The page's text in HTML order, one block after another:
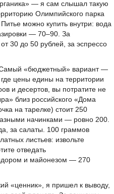
— я сам слышал такую
Олимпийского парка
можно купить внутри: вода
— 70–90. За
30 до 50 рублей, за эспрессо
«бюджетный» вариант —
цены едины на территории
и десертов, вы потратите не
близ российского «Дома
на тарелке) стоит 250
начинками — ровно 200.
за салаты. 100 граммов
листьев: извольте
отведать
и майонезом — 270
«ценник», я пришел к выводу,